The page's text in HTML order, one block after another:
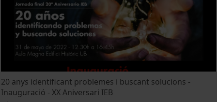
20 anys identificant problemes i buscant solucions -
Inauguració - XX Aniversari IEB